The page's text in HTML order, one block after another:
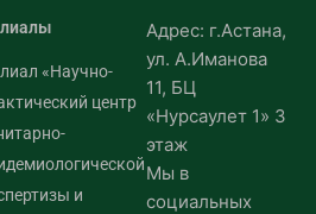
«Научно-
центр
и
Адрес: г.Астана,
ул. А.Иманова
11, БЦ
«Нурсаулет 1» 3
этаж
Мы в
социальных